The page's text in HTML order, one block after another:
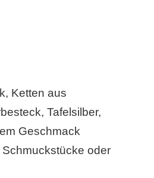
Ketten aus
Tafelsilber,
Geschmack
oder